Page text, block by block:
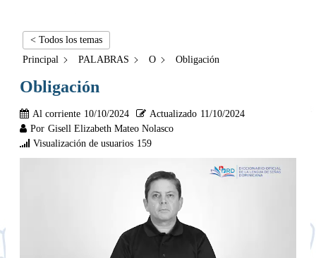
< Todos los temas
Principal
PALABRAS O Obligación
Obligación
Al corriente 10/10/2024 Actualizado 11/10/2024
Por Gisell Elizabeth Mateo Nolasco
Visualización de usuarios 159